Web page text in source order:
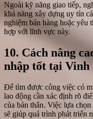
Ngoài kỹ năng giao tiếp,
khả năng xây dựng uy tín
nghiệm bán hàng hoặc yêu
hợp với lĩnh vực này.
10. Cách nâng
nhập tốt tại Vinh
Để tìm được công việc có
lao động cần xác định rõ
của bản thân. Việc lựa
sẽ giúp quá trình phát triển